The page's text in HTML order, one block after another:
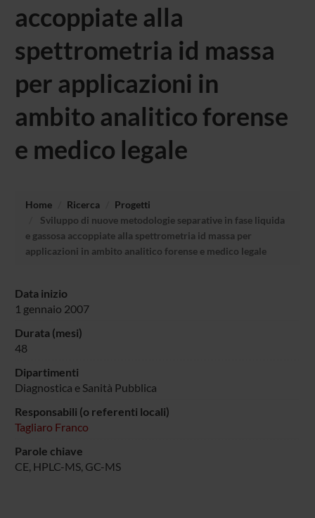
accoppiate alla
spettrometria id massa
per applicazioni in
ambito analitico forense
e medico legale
Home Ricerca
Progetti
Sviluppo di nuove metodologie separative in fase liquida
e gassosa accoppiate alla spettrometria id massa per
applicazioni in ambito analitico forense e medico legale
Data inizio
1 gennaio 2007
Durata (mesi)
48
Dipartimenti
Diagnostica e Sanità Pubblica
Responsabili (o referenti locali)
Tagliaro Franco
Parole chiave
CE, HPLC-MS, GC-MS